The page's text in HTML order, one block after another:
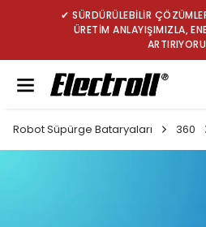
✔ SÜRDÜRÜLEBİLİR
ÜRETİM ANLAYIŞIMIZLA,
Robot Süpürge Bataryaları 360